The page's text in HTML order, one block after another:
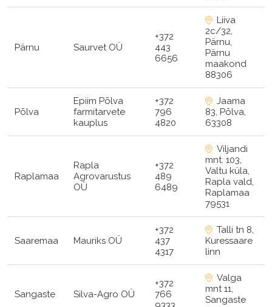
Pärnu Saurvet OÜ
+372
443
6656
Liiva
2c/32,
Pärnu,
Pärnu
maakond
88306
Põlva
Epiim Põlva
farmitarvete
kauplus
+372
796
4820
Jaama
83, Põlva,
63308
Raplamaa
Rapla
Agrovarustus
OÜ
+372
489
6489
Viljandi
mnt. 103,
Valtu küla,
Rapla vald,
Raplamaa
79531
Saaremaa Mauriks OÜ
+372
437
4317
Talli tn 8,
Kuressaare
linn
Sangaste Silva-Agro OÜ
+372
766
Valga
mnt 11,
Sangaste